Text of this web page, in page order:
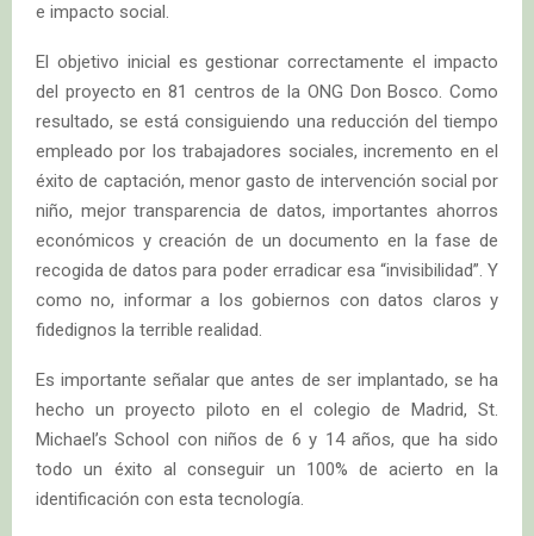
e impacto social.
El objetivo inicial es gestionar correctamente el impacto
del proyecto en 81 centros de la ONG Don Bosco. Como
resultado, se está consiguiendo una reducción del tiempo
empleado por los trabajadores sociales, incremento en el
éxito de captación, menor gasto de intervención social por
niño, mejor transparencia de datos, importantes ahorros
económicos y creación de un documento en la fase de
recogida de datos para poder erradicar esa “invisibilidad”. Y
como no, informar a los gobiernos con datos claros y
fidedignos la terrible realidad.
Es importante señalar que antes de ser implantado, se ha
hecho un proyecto piloto en el colegio de Madrid, St.
Michael’s School con niños de 6 y 14 años, que ha sido
todo un éxito al conseguir un 100% de acierto en la
identificación con esta tecnología.